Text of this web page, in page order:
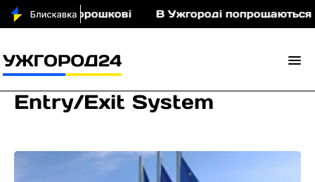
у Порошкові В Ужгороді попрощаються
Entry/Exit System